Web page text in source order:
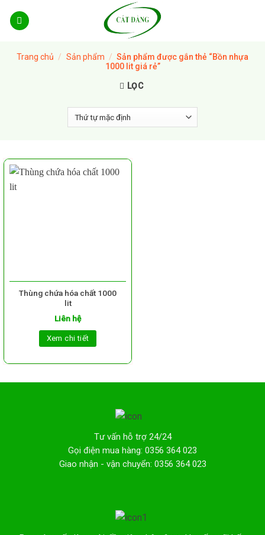
Trang chủ / Sản phẩm / Sản phẩm được gắn thẻ “Bồn nhựa
1000 lit giá rẻ”
LỌC
Thùng chứa hóa chất 1000
lit
Liên hệ
Xem chi tiết
Tư vấn hỗ trợ 24/24
Gọi điện mua hàng: 0356 364 023
Giao nhận - vận chuyển: 0356 364 023